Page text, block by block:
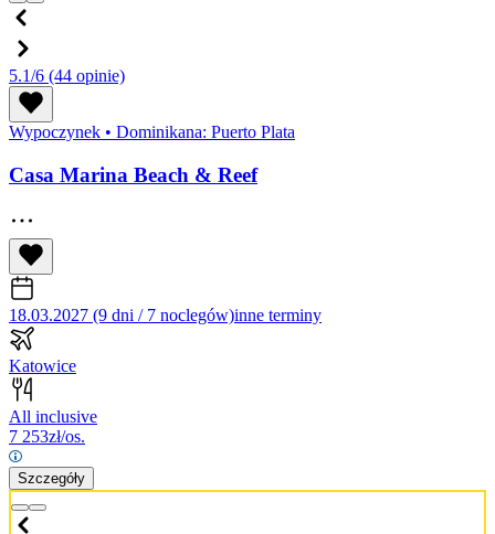
5.1/6 (44 opinie)
Wypoczynek • Dominikana: Puerto Plata
Casa Marina Beach & Reef
18.03.2027 (9 dni / 7 noclegów)inne terminy
Katowice
All inclusive
7 253zł/os.
Szczegóły